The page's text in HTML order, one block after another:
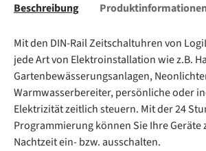
Beschreibung
Mit den DIN-Rail Zeitschaltuhren von
jede Art von Elektroinstallation wie z.B.
Gartenbewässerungsanlagen,
Warmwasserbereiter, persönliche oder
Elektrizität zeitlich steuern. Mit der 24
Programmierung können Sie Ihre Geräte
Nachtzeit ein- bzw. ausschalten.